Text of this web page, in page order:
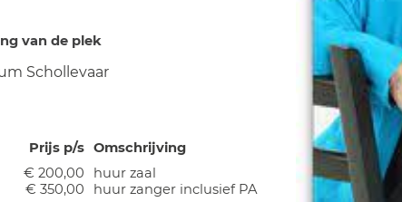
van de plek
Schollevaar
Prijs p/s Omschrijving
€ 200,00
huur zaal
€ 350,00 huur zanger inclusief PA